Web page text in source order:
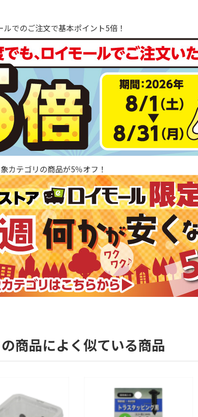
でのご注文で基本ポイント5倍！
カテゴリの商品が5％オフ！
商品によく似ている商品